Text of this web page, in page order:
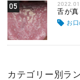
05
舌が
お
カテゴリー別ラ